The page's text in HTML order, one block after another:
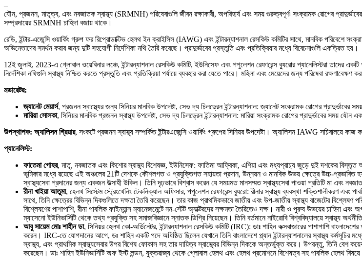
–
যৌন, প্রজনন, মাতৃত্ব, এবং নবজাতক স্বাস্থ্য (SRMNH) পরিষেবাগুলি জীবন রক্ষাকারী, অপরিহার্য এবং সময় গুরুত্বপূর্ণ৷ সংক্রামক রোগের
সম্প্রদায়ের SRMNH চাহিদা বজায় থাকে।
রেডি, ইন্টার-এজেন্সি ওয়ার্কিং গ্রুপ ফর রিপ্রোডাক্টিভ হেলথ ইন ক্রাইসিস (IAWG) এবং ইন্টারন্যাশনাল রেসকিউ কমিটির সাথে, মানবিক
অভিনেতাদের সমর্থন করার জন্য দুটি সহযোগী নির্দেশিকা নথি তৈরি করেছে। প্রাদুর্ভাবের প্রস্তুতি এবং প্রতিক্রিয়ার মধ্যে বিবেচনাগুলি একত্রিত হয়।
12ই জুলাই, 2023-এ গ্লোবাল ওয়েবিনার লঞ্চে, ইন্টারন্যাশনাল রেসকিউ কমিটি, ইউনিসেফ এবং পপুলেশন রেফারেন্স ব্যুরোর প্যানেলিস্টরা তাদের
নির্দেশিকা নথিগুলি স্বাস্থ্য নিশ্চিত করতে প্রস্তুতি এবং প্রতিক্রিয়া পর্যায়ে ব্যবহার করা যেতে পারে। মহিলা এবং মেয়েদের জন্য পরিষেবা রক্ষণাবেক্ষণ
মডারেটর:
জ্যানেট মেয়ার্স, প্রজনন স্বাস্থ্যের জন্য সিনিয়র মানবিক উপদেষ্টা, সেভ দ্য চিলড্রেন ইন্টারন্যাশনাল: জ্যানেট সংক্রামক রোগের
মারিয়া সোলকা, সিনিয়র মানবিক প্রজনন স্বাস্থ্য উপদেষ্টা, সেভ দ্য চিলড্রেন ইন্টারন্যাশনাল: মারিয়া সংক্রামক রোগের প্রাদুর্ভাবের সময়
উপস্থাপক: অ্যালিসন গ্রিয়ার, সংকটে প্রজনন স্বাস্থ্য সম্পর্কিত ইন্টারএজেন্সি ওয়ার্কিং গ্রুপের সিনিয়র উপদেষ্টা। অ্যালিসন IAWG সচিবালয়ে কাজ
প্যানেলিস্ট:
ফাতেমা গোহর, মাতৃ, নবজাতক এবং কিশোর স্বাস্থ্য বিশেষজ্ঞ, ইউনিসেফ: ফাতিমা আফ্রিকা, এশিয়া এবং মধ্যপ্রাচ্য জুড়ে দুই দশকের
ভূমিকার মধ্যে রয়েছে এই অঞ্চলের 21টি দেশকে কৌশলগত ও প্রযুক্তিগত সহায়তা প্রদান, উন্নয়ন ও মানবিক উভয় ক্ষেত্রে উচ্চ-প্রভাবিত
স্বাস্থ্যসেবা প্রদানের জন্য একজন উত্সাহী উকিল। তিনি দৃঢ়ভাবে বিশ্বাস করেন যে সময়মত মানসম্মত স্বাস্থ্যসেবা পাওয়া প্রতিটি মা এবং
রীনা খাইয়া আতুমা, হেলথ সিস্টেম স্ট্রেংথেনিং টেকনিক্যাল অফিসার, পপুলেশন রেফারেন্স ব্যুরো: রীনার স্বাস্থ্য ব্যবস্থা শক্তিশালীকরণ এবং
সাথে, তিনি ক্ষেত্রের বিভিন্ন দিকগুলিতে দক্ষতা তৈরি করেছেন। তার কাজ প্রাথমিকভাবে জাতীয় এবং উপ-জাতীয় স্বাস্থ্য বাজেটের বিশ্লেষণ
বিশ্লেষণের পাশাপাশি, রীনা পাবলিক ফাইন্যান্স ম্যানেজমেন্টে নন-স্টেট অ্যাক্টরদের সক্ষমতা তৈরিতেও দক্ষ। নারী ও পুরুষ উভয়ের চাহিদা
ম্যাসেনো ইউনিভার্সিটি থেকে তথ্য প্রযুক্তি সহ সমাজবিজ্ঞানে স্নাতক ডিগ্রি নিয়েছেন। তিনি বর্তমানে নাইরোবি বিশ্ববিদ্যালয়ে স্বাস্থ্য
আবু সায়েম মোঃ শাহীন ডা, সিনিয়র হেলথ কো-অর্ডিনেটর, ইন্টারন্যাশনাল রেসকিউ কমিটি (IRC): ডাঃ শাহিন কক্সবাজারের পাশাপাশি
করেন। IRC-তে যোগদানের আগে, ডঃ শাহিন একটি পদে অধিষ্ঠিত ছিলেন যেখানে তিনি বাংলাদেশে প্ল্যান ইন্টারন্যাশনালের স্বাস্থ্য
স্বাস্থ্য, এবং প্রাথমিক স্বাস্থ্যসেবার উপর বিশেষ ফোকাস সহ তার দায়িত্ব স্বাস্থ্যের বিভিন্ন দিককে অন্তর্ভুক্ত করে। উপরন্তু, তিনি বেশ
করেছেন। ডাঃ শাহিন ইউনিভার্সিটি অফ ইস্ট লন্ডন, যুক্তরাজ্য থেকে গ্লোবাল হেলথ এবং হেলথ প্রমোশনে বিশেষত্ব সহ পাবলিক হেলথ